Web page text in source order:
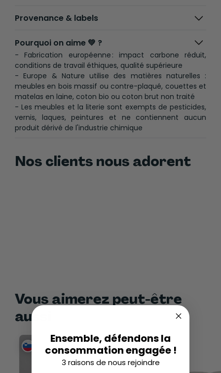
Provenance & labels
Pourquoi on aime 💚 ?
- Fabrication européenne : impact carbone réduit,
conditions de travail éthiques, qualité supérieure
- Europe & Nature utilise des matières naturelles :
meubles en bois massif ou contre-plaqué, couettes et
matelas en laine, coton bio ou coton brut non traité
- Les meubles et la literie sont exempts de pesticides,
vernis, laques, peintures et ne contiennent aucun
produit dérivé de l'industrie chimique
Nos clients nous adorent
Vous aimerez peut-être
aussi
Ensemble, défendons la
consommation engagée !
3 raisons de nous rejoindre